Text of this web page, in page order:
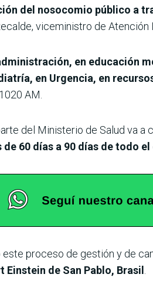
del nosocomio público a
viceministro de Atención
en educación
en Urgencia, en
AM.
del Ministerio de Salud va a
60 días a 90 días de todo
este proceso de gestión y de
de San Pablo, Brasil